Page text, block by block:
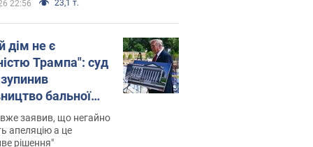
22:56 23,1 т.
дім не є
Трампа": суд
бальної
$400 млн
заявив, що негайно
апеляцію а це
рішення"